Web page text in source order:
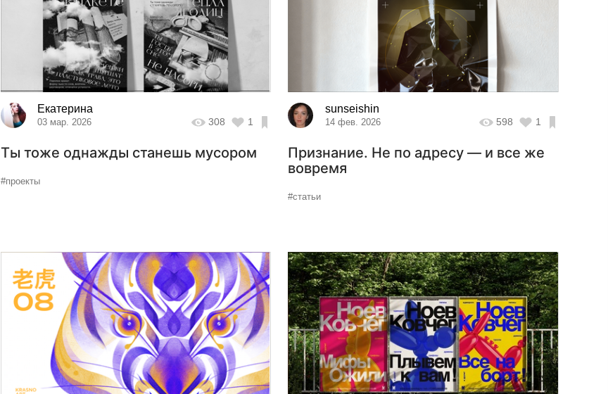
Екатерина
03 мар. 2026 308 1
Ты тоже однажды станешь мусором
#проекты
sunseishin
14 фев. 2026 598 1
Признание. Не по адресу — и все же
вовремя
#статьи